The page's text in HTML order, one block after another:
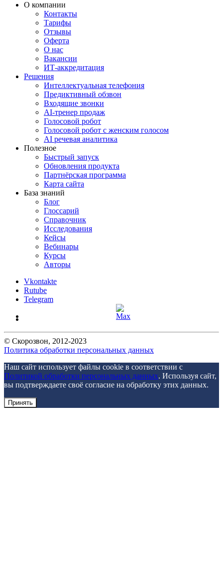
О компании
Контакты
Тарифы
Отзывы
Оферта
О нас
Вакансии
ИТ-аккредитация
Решения
Интеллектуальная телефония
Предиктивный обзвон
Входящие звонки
AI-тренер продаж
Голосовой робот
Голосовой робот с женским голосом
AI речевая аналитика
Полезное
Быстрый запуск
Обновления продукта
Партнёрская программа
Карта сайта
База знаний
Блог
Глоссарий
Справочник
Исследования
Кейсы
Вебинары
Курсы
Авторы
Vkontakte
Rutube
Telegram
© Скорозвон, 2012-2023
Политика обработки персональных данных
Наш сайт использует файлы cookie в соответствии с
Политикой обработки персональных данных. Используя сайт,
вы подтверждаете своё согласие на обработку этих данных.
Принять